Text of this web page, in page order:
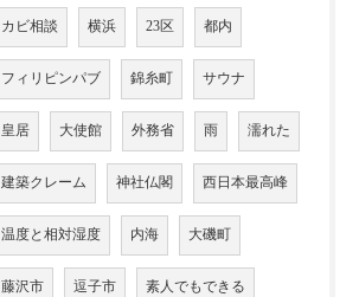
カビ相談 横浜 23区 都内
フィリピンパブ 錦糸町 サウナ
皇居 大使館 外務省 雨 濡れた
建築クレーム 神社仏閣 西日本最高峰
温度と相対湿度 内海 大磯町
藤沢市 逗子市 素人でもできる